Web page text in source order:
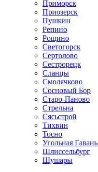
Приморск
Приозерск
Пушкин
Репино
Рощино
Светогорск
Сертолово
Сестрорецк
Сланцы
Смолячково
Сосновый Бор
Старо-Паново
Стрельна
Сясьстрой
Тихвин
Тосно
Угольная Гавань
Шлиссельбург
Шушары